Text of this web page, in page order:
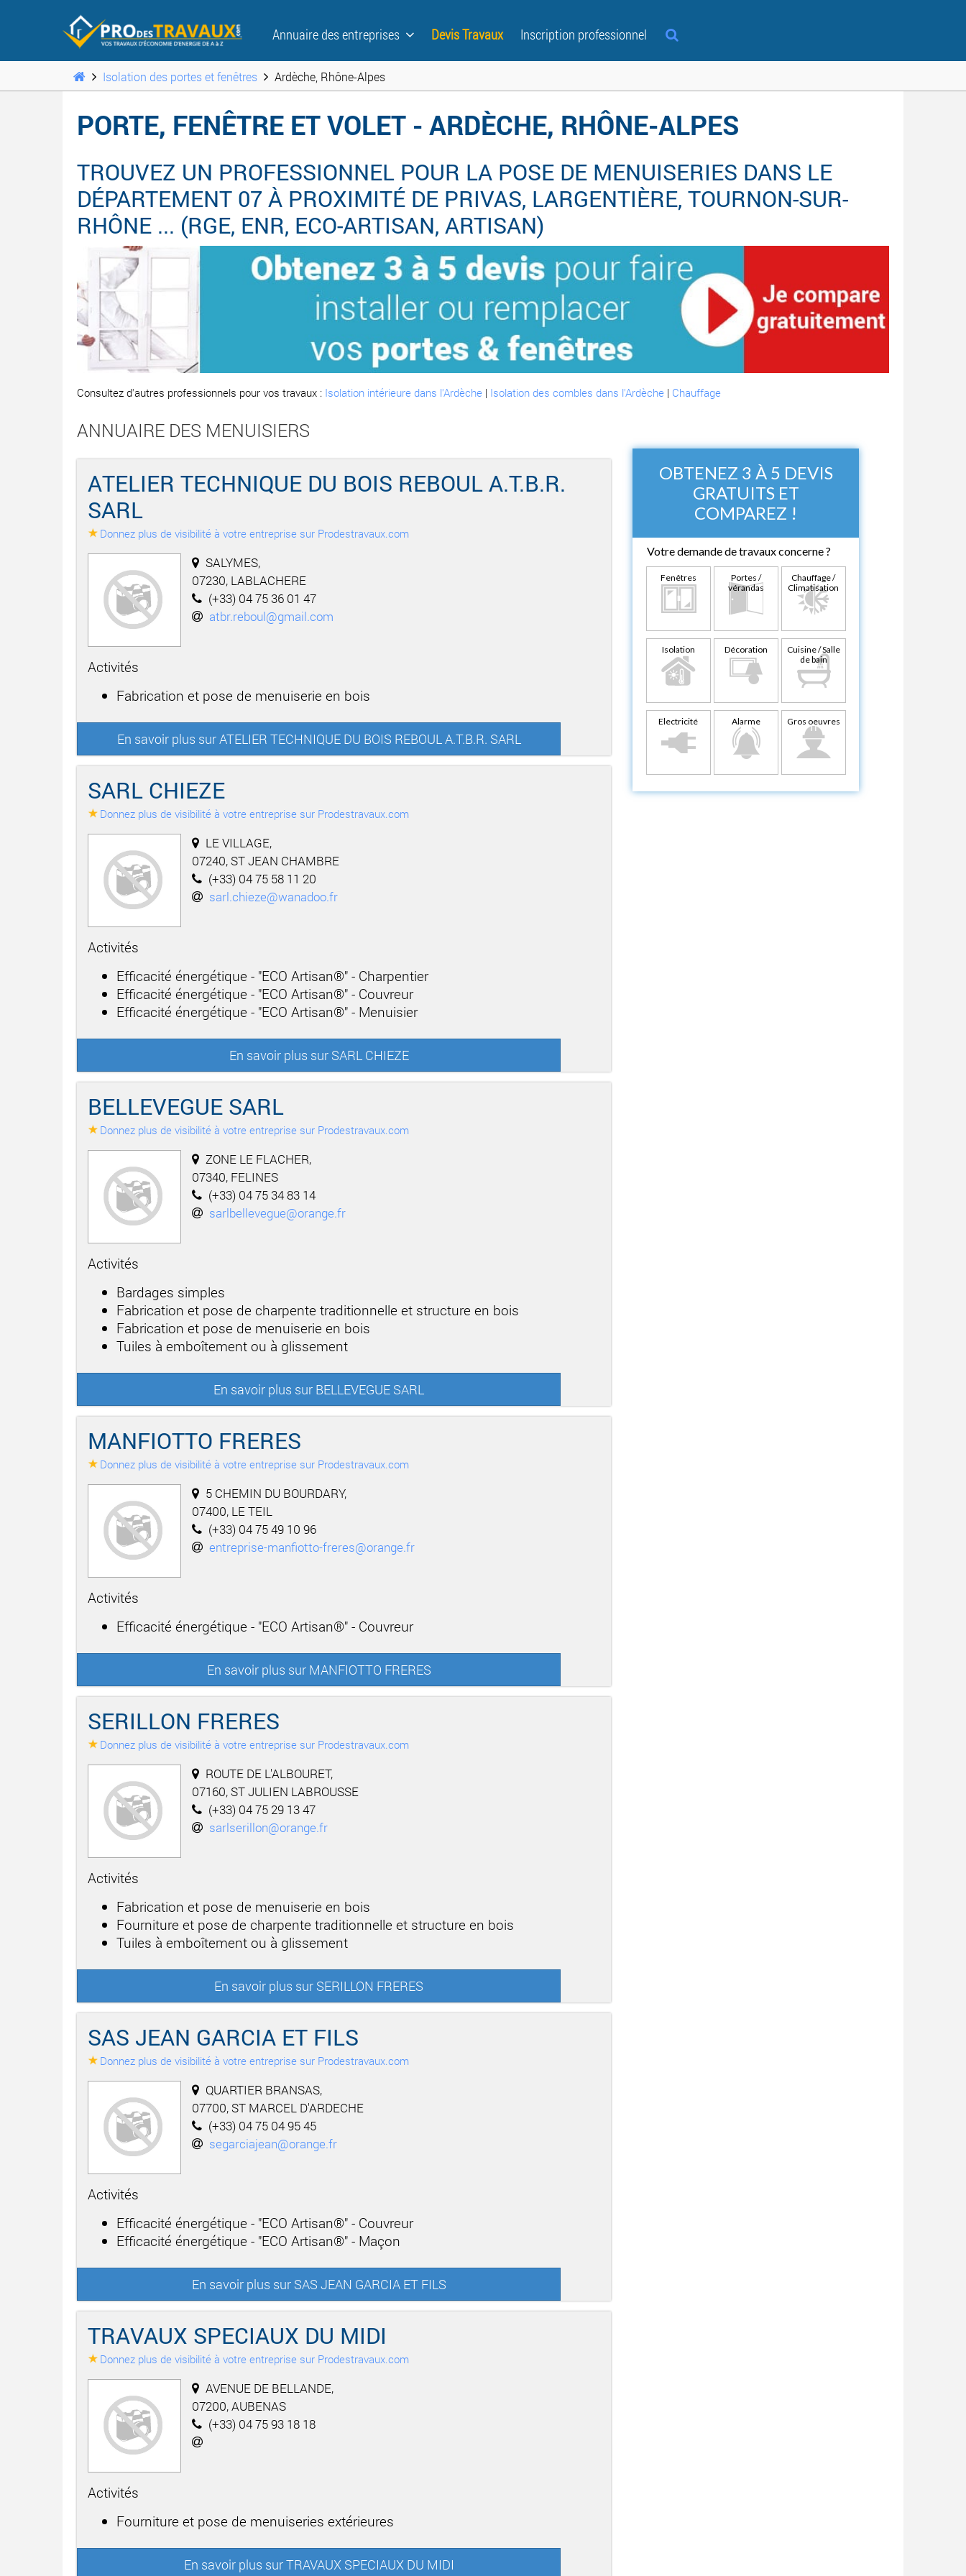
Annuaire des entreprises Devis Travaux Inscription professionnel
Isolation des portes et fenêtres Ardèche, Rhône-Alpes
PORTE, FENÊTRE ET VOLET - ARDÈCHE, RHÔNE-ALPES
TROUVEZ UN PROFESSIONNEL POUR LA POSE DE MENUISERIES DANS LE
DÉPARTEMENT 07 À PROXIMITÉ DE PRIVAS, LARGENTIÈRE, TOURNON-SUR-
RHÔNE ... (RGE, ENR, ECO-ARTISAN, ARTISAN)
Consultez d'autres professionnels pour vos travaux : Isolation intérieure dans l'Ardèche | Isolation des combles dans l'Ardèche | Chauffage
ANNUAIRE DES MENUISIERS
ATELIER TECHNIQUE DU BOIS REBOUL A.T.B.R.
SARL
Donnez plus de visibilité à votre entreprise sur Prodestravaux.com
SALYMES,
07230, LABLACHERE
(+33) 04 75 36 01 47
atbr.reboul@gmail.com
Activités
Fabrication et pose de menuiserie en bois
En savoir plus sur ATELIER TECHNIQUE DU BOIS REBOUL A.T.B.R. SARL
SARL CHIEZE
Donnez plus de visibilité à votre entreprise sur Prodestravaux.com
LE VILLAGE,
07240, ST JEAN CHAMBRE
(+33) 04 75 58 11 20
sarl.chieze@wanadoo.fr
Activités
Efficacité énergétique - "ECO Artisan®" - Charpentier
Efficacité énergétique - "ECO Artisan®" - Couvreur
Efficacité énergétique - "ECO Artisan®" - Menuisier
En savoir plus sur SARL CHIEZE
BELLEVEGUE SARL
Donnez plus de visibilité à votre entreprise sur Prodestravaux.com
ZONE LE FLACHER,
07340, FELINES
(+33) 04 75 34 83 14
sarlbellevegue@orange.fr
Activités
Bardages simples
Fabrication et pose de charpente traditionnelle et structure en bois
Fabrication et pose de menuiserie en bois
Tuiles à emboîtement ou à glissement
En savoir plus sur BELLEVEGUE SARL
MANFIOTTO FRERES
Donnez plus de visibilité à votre entreprise sur Prodestravaux.com
5 CHEMIN DU BOURDARY,
07400, LE TEIL
(+33) 04 75 49 10 96
entreprise-manfiotto-freres@orange.fr
Activités
Efficacité énergétique - "ECO Artisan®" - Couvreur
En savoir plus sur MANFIOTTO FRERES
SERILLON FRERES
Donnez plus de visibilité à votre entreprise sur Prodestravaux.com
ROUTE DE L'ALBOURET,
07160, ST JULIEN LABROUSSE
(+33) 04 75 29 13 47
sarlserillon@orange.fr
Activités
Fabrication et pose de menuiserie en bois
Fourniture et pose de charpente traditionnelle et structure en bois
Tuiles à emboîtement ou à glissement
En savoir plus sur SERILLON FRERES
SAS JEAN GARCIA ET FILS
Donnez plus de visibilité à votre entreprise sur Prodestravaux.com
QUARTIER BRANSAS,
07700, ST MARCEL D'ARDECHE
(+33) 04 75 04 95 45
segarciajean@orange.fr
Activités
Efficacité énergétique - "ECO Artisan®" - Couvreur
Efficacité énergétique - "ECO Artisan®" - Maçon
En savoir plus sur SAS JEAN GARCIA ET FILS
TRAVAUX SPECIAUX DU MIDI
Donnez plus de visibilité à votre entreprise sur Prodestravaux.com
AVENUE DE BELLANDE,
07200, AUBENAS
(+33) 04 75 93 18 18
Activités
Fourniture et pose de menuiseries extérieures
En savoir plus sur TRAVAUX SPECIAUX DU MIDI
OBTENEZ 3 À 5 DEVIS
GRATUITS ET
COMPAREZ !
Votre demande de travaux concerne ?
Fenêtres
Portes /
vérandas
Chauffage /
Climatisation
Isolation Décoration
Cuisine / Salle
de bain
Electricité Alarme Gros oeuvres